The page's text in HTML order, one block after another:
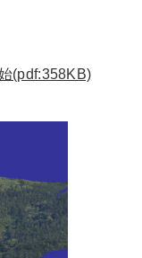
(pdf:358KB)